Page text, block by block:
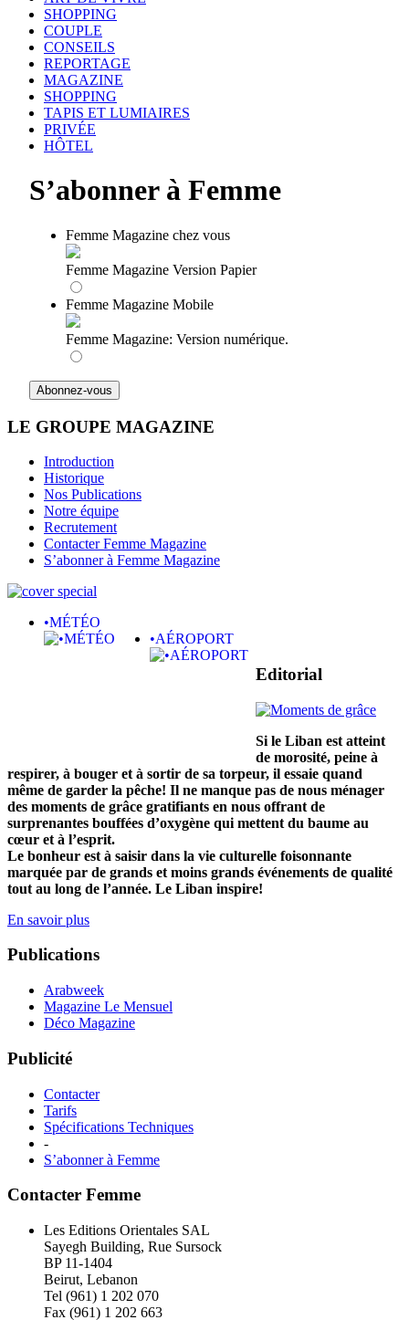
SHOPPING
COUPLE
CONSEILS
REPORTAGE
MAGAZINE
SHOPPING
TAPIS ET LUMIAIRES
PRIVÉE
HÔTEL
S’abonner à Femme
Femme Magazine chez vous
Femme Magazine Version Papier
Femme Magazine Mobile
Femme Magazine: Version numérique.
LE GROUPE MAGAZINE
Introduction
Historique
Nos Publications
Notre équipe
Recrutement
Contacter Femme Magazine
S’abonner à Femme Magazine
•MÉTÉO
•AÉROPORT
Editorial
Si le Liban est atteint
de morosité, peine à
respirer, à bouger et à sortir de sa torpeur, il essaie quand
même de garder la pêche! Il ne manque pas de nous ménager
des moments de grâce gratifiants en nous offrant de
surprenantes bouffées d’oxygène qui mettent du baume au
cœur et à l’esprit.
Le bonheur est à saisir dans la vie culturelle foisonnante
marquée par de grands et moins grands événements de qualité
tout au long de l’année. Le Liban inspire!
En savoir plus
Publications
Arabweek
Magazine Le Mensuel
Déco Magazine
Publicité
Contacter
Tarifs
Spécifications Techniques
-
S’abonner à Femme
Contacter Femme
Les Editions Orientales SAL
Sayegh Building, Rue Sursock
BP 11-1404
Beirut, Lebanon
Tel (961) 1 202 070
Fax (961) 1 202 663